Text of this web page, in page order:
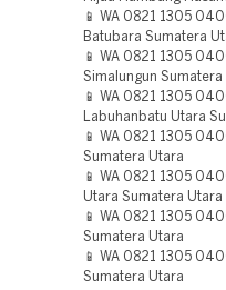
📱 WA 0821 1305
Batubara Sumatera
📱 WA 0821 1305
Simalungun Sumatera
📱 WA 0821 1305
Labuhanbatu Utara
📱 WA 0821 1305
Sumatera Utara
📱 WA 0821 1305
Utara Sumatera Utara
📱 WA 0821 1305
Sumatera Utara
📱 WA 0821 1305
Sumatera Utara